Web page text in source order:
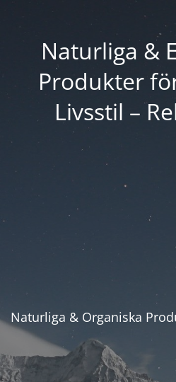
Naturliga &
Produkter
Livsstil –
Naturliga & Organiska